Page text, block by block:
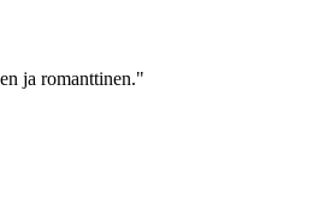
ja romanttinen."